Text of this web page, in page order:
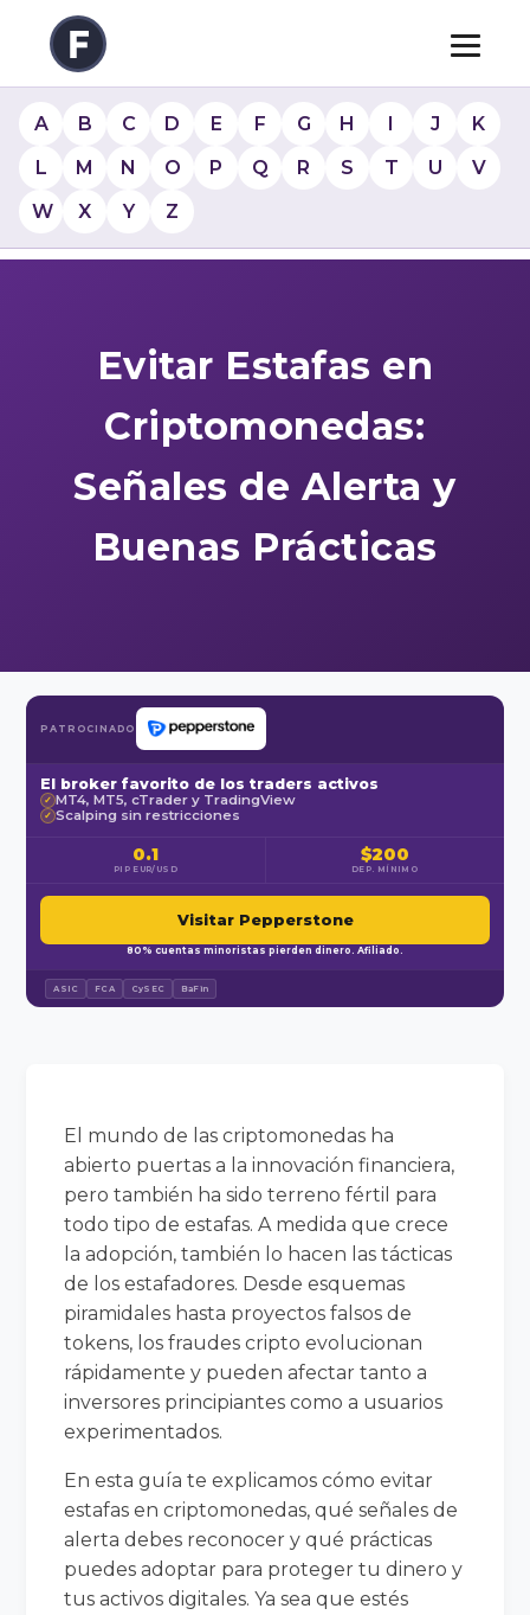
A B C D E F G H I J
K
L
M N O P Q R S T U
V
W
X Y Z
Evitar Estafas en
Criptomonedas:
Señales de Alerta y
Buenas Prácticas
PATROCINADO
El broker favorito de los traders activos
✓ MT4, MT5, cTrader y TradingView
✓ Scalping sin restricciones
0.1
PIP EUR/USD
$200
DEP. MÍNIMO
Visitar Pepperstone
80% cuentas minoristas pierden dinero. Afiliado.
ASIC FCA CySEC BaFin
El mundo de las criptomonedas ha
abierto puertas a la innovación financiera,
pero también ha sido terreno fértil para
todo tipo de estafas. A medida que crece
la adopción, también lo hacen las tácticas
de los estafadores. Desde esquemas
piramidales hasta proyectos falsos de
tokens, los fraudes cripto evolucionan
rápidamente y pueden afectar tanto a
inversores principiantes como a usuarios
experimentados.
En esta guía te explicamos cómo evitar
estafas en criptomonedas, qué señales de
alerta debes reconocer y qué prácticas
puedes adoptar para proteger tu dinero y
tus activos digitales. Ya sea que estés